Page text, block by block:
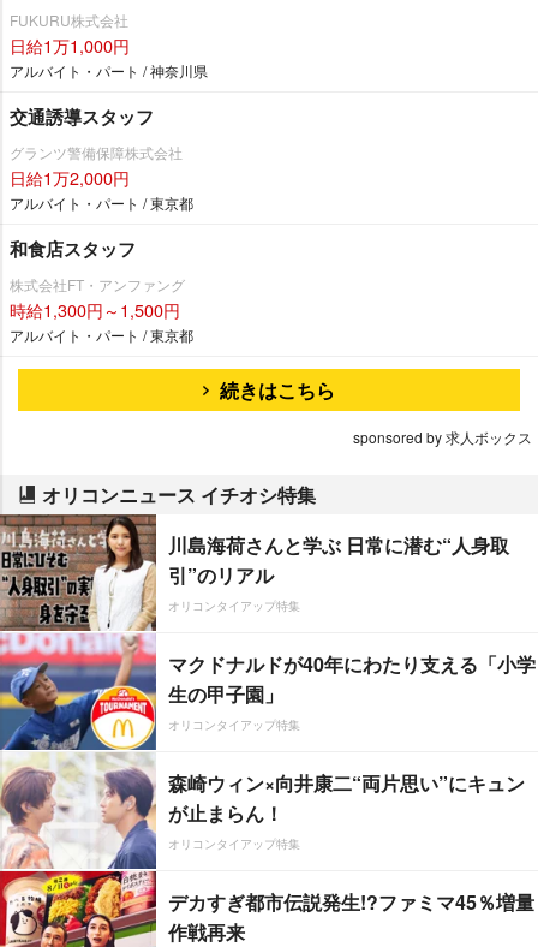
FUKURU株式会社
日給1万1,000円
アルバイト・パート / 神奈川県
交通誘導スタッフ
グランツ警備保障株式会社
日給1万2,000円
アルバイト・パート / 東京都
和食店スタッフ
株式会社FT・アンファング
時給1,300円～1,500円
アルバイト・パート / 東京都
続きはこちら
sponsored by 求人ボックス
オリコンニュース イチオシ特集
川島海荷さんと学ぶ 日常に潜む“人身取
引”のリアル
オリコンタイアップ特集
マクドナルドが40年にわたり支える「小学
生の甲子園」
オリコンタイアップ特集
森崎ウィン×向井康二“両片思い”にキュン
が止まらん！
オリコンタイアップ特集
デカすぎ都市伝説発生!?ファミマ45％増量
作戦再来